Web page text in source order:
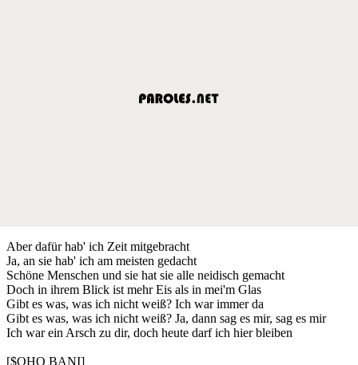
Aber dafür hab' ich Zeit mitgebracht
Ja, an sie hab' ich am meisten gedacht
Schöne Menschen und sie hat sie alle neidisch gemacht
Doch in ihrem Blick ist mehr Eis als in mei'm Glas
Gibt es was, was ich nicht weiß? Ich war immer da
Gibt es was, was ich nicht weiß? Ja, dann sag es mir, sag es mir
Ich war ein Arsch zu dir, doch heute darf ich hier bleiben
[$OHO BANI]